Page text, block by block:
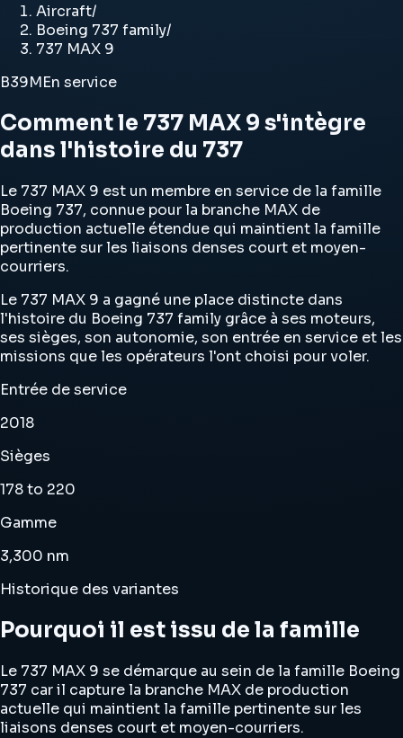
Aircraft/
Boeing 737 family/
737 MAX 9
B39MEn service
Comment le 737 MAX 9 s'intègre
dans l'histoire du 737
Le 737 MAX 9 est un membre en service de la famille
Boeing 737, connue pour la branche MAX de
production actuelle étendue qui maintient la famille
pertinente sur les liaisons denses court et moyen-
courriers.
Le 737 MAX 9 a gagné une place distincte dans
l'histoire du Boeing 737 family grâce à ses moteurs,
ses sièges, son autonomie, son entrée en service et les
missions que les opérateurs l'ont choisi pour voler.
Entrée de service
2018
Sièges
178 to 220
Gamme
3,300 nm
Historique des variantes
Pourquoi il est issu de la famille
Le 737 MAX 9 se démarque au sein de la famille Boeing
737 car il capture la branche MAX de production
actuelle qui maintient la famille pertinente sur les
liaisons denses court et moyen-courriers.